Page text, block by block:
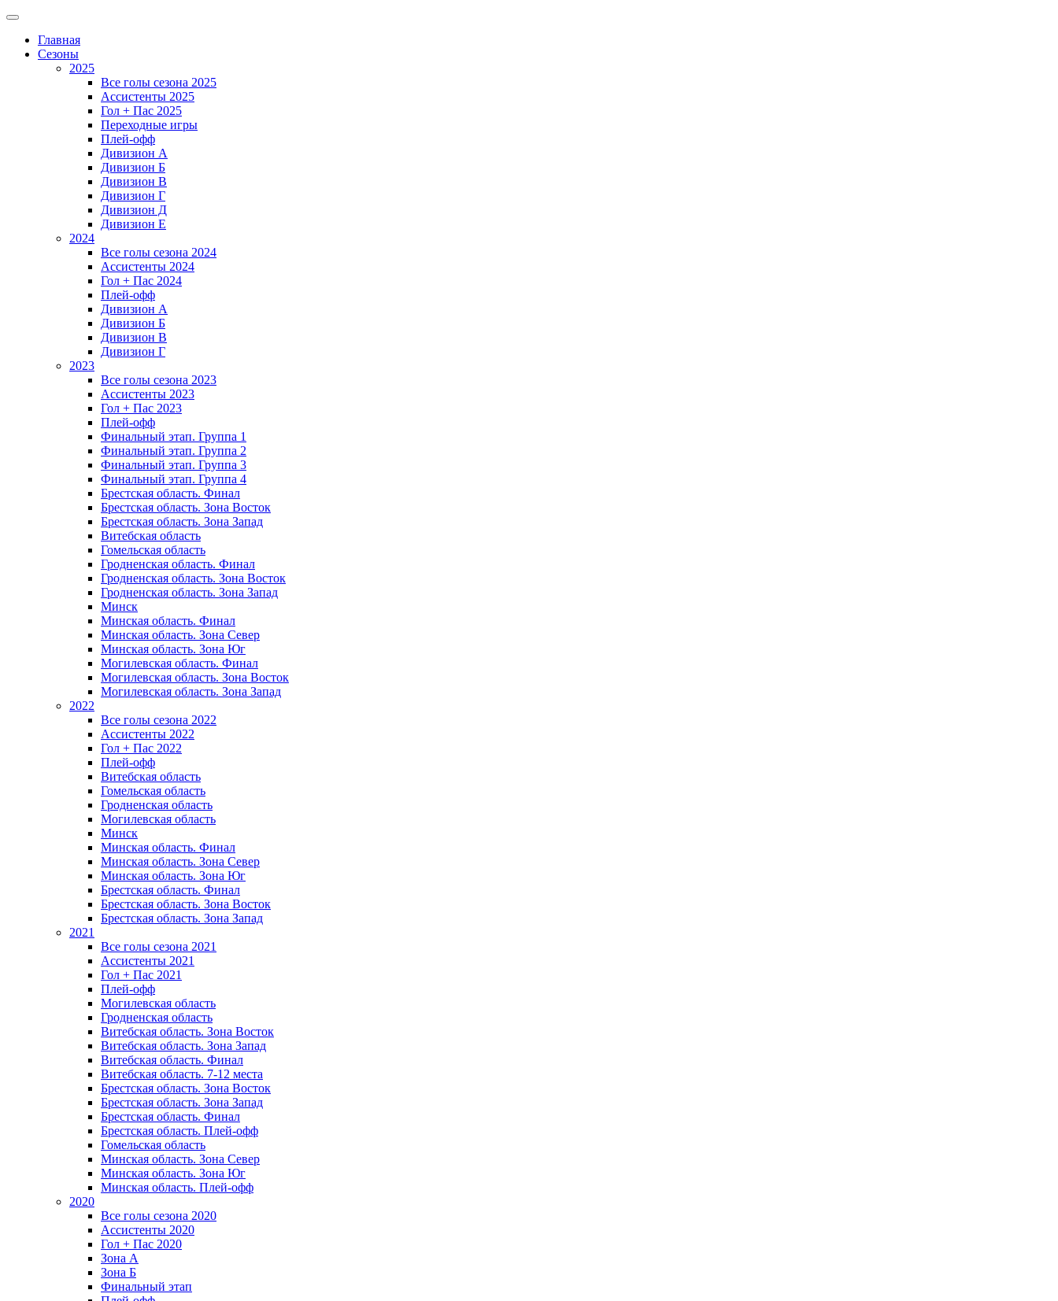
Главная
Сезоны
2025
Все голы сезона 2025
Ассистенты 2025
Гол + Пас 2025
Переходные игры
Плей-офф
Дивизион A
Дивизион Б
Дивизион В
Дивизион Г
Дивизион Д
Дивизион Е
2024
Все голы сезона 2024
Ассистенты 2024
Гол + Пас 2024
Плей-офф
Дивизион A
Дивизион Б
Дивизион В
Дивизион Г
2023
Все голы сезона 2023
Ассистенты 2023
Гол + Пас 2023
Плей-офф
Финальный этап. Группа 1
Финальный этап. Группа 2
Финальный этап. Группа 3
Финальный этап. Группа 4
Брестская область. Финал
Брестская область. Зона Восток
Брестская область. Зона Запад
Витебская область
Гомельская область
Гродненская область. Финал
Гродненская область. Зона Восток
Гродненская область. Зона Запад
Минск
Минская область. Финал
Минская область. Зона Север
Минская область. Зона Юг
Могилевская область. Финал
Могилевская область. Зона Восток
Могилевская область. Зона Запад
2022
Все голы сезона 2022
Ассистенты 2022
Гол + Пас 2022
Плей-офф
Витебская область
Гомельская область
Гродненская область
Могилевская область
Минск
Mинская область. Финал
Минская область. Зона Север
Минская область. Зона Юг
Брестская область. Финал
Брестская область. Зона Восток
Брестская область. Зона Запад
2021
Все голы сезона 2021
Ассистенты 2021
Гол + Пас 2021
Плей-офф
Могилевская область
Гродненская область
Витебская область. Зона Восток
Витебская область. Зона Запад
Витебская область. Финал
Витебская область. 7-12 места
Брестская область. Зона Восток
Брестская область. Зона Запад
Брестская область. Финал
Брестская область. Плей-офф
Гомельская область
Минская область. Зона Север
Минская область. Зона Юг
Минская область. Плей-офф
2020
Все голы сезона 2020
Ассистенты 2020
Гол + Пас 2020
Зона А
Зона Б
Финальный этап